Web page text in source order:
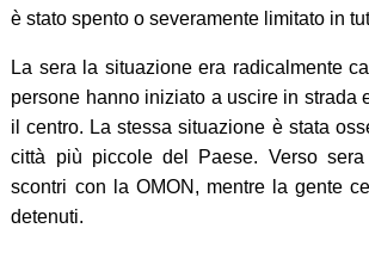
è stato spento o severamente limitato in
La sera la situazione era radicalmente
persone hanno iniziato a uscire in strada
il centro. La stessa situazione è stata
città più piccole del Paese. Verso
scontri con la OMON, mentre la gente
detenuti.